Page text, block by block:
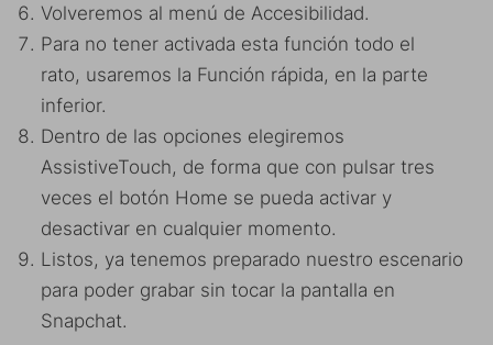
Volveremos al menú de Accesibilidad.
Para no tener activada esta función todo el
rato, usaremos la Función rápida, en la parte
inferior.
Dentro de las opciones elegiremos
AssistiveTouch, de forma que con pulsar tres
veces el botón Home se pueda activar y
desactivar en cualquier momento.
Listos, ya tenemos preparado nuestro escenario
para poder grabar sin tocar la pantalla en
Snapchat.